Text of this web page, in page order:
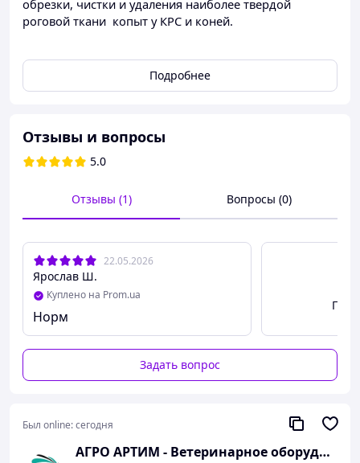
обрезки, чистки и удаления наиболее твердой
роговой ткани копыт у КРС и коней.
металлов. Благодаря двойной рычажной системе -
отлично справляются со своим предназначением.
Лезвия на рабочей поверхности торцов при
необходимости можно снять и подточить.
Характеристика:
С винтом и съемными режущими челюстями
Длина - 42 см
Производство: Германия
Подробнее
Отзывы и вопросы
5.0
Отзывы (1) Вопросы (0)
22.05.2026
Ярослав Ш.
Куплено на Prom.ua
Норм
Задать вопрос
Был online:сегодня
АГРО АРТИМ - Ветеринарное оборудование и препараты для животноводства и птицеводства